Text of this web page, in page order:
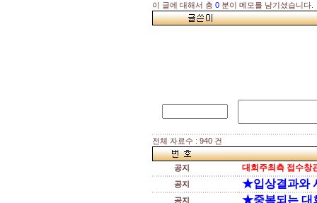
이 글에 대해서 총 0 분이 메모를 남기셨습니다.
전체 자료수 : 940 건
공지 대회주최측 접수창
공지 ★입상결과와
공지 ★중복되는 대